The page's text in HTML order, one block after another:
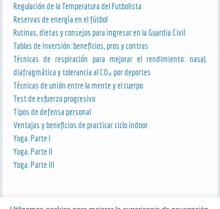
Regulación de la Temperatura del Futbolista
Reservas de energía en el fútbol
Rutinas, dietas y consejos para ingresar en la Guardia Civil
Tablas de inversión: beneficios, pros y contras
Técnicas de respiración para mejorar el rendimiento: nasal,
diafragmática y tolerancia al CO₂ por deportes
Técnicas de unión entre la mente y el cuerpo
Test de esfuerzo progresivo
Tipos de defensa personal
Ventajas y beneficios de practicar ciclo indoor
Yoga. Parte I
Yoga. Parte II
Yoga. Parte III